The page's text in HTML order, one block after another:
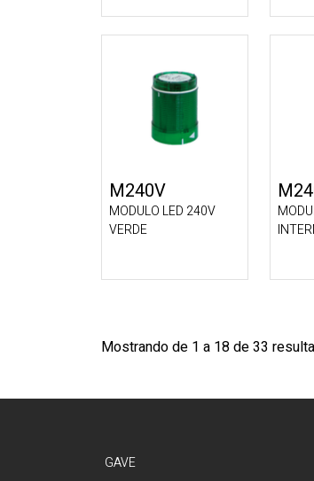
M240V
MODULO LED 240V
VERDE
Mostrando de 1 a 18 de 33
GAVE